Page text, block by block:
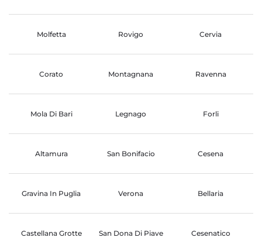
Molfetta Rovigo Cervia
Corato Montagnana Ravenna
Mola Di Bari Legnago Forli
Altamura San Bonifacio Cesena
Gravina In Puglia Verona Bellaria
Castellana Grotte San Dona Di Piave Cesenatico